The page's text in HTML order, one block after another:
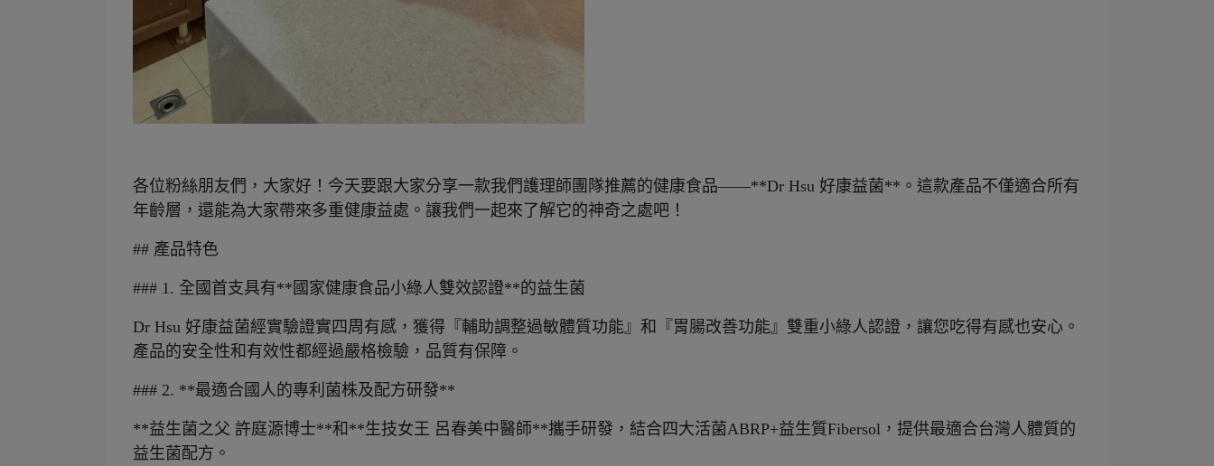
各位粉絲朋友們，大家好！今天要跟大家分享一款我們護理師團隊推薦的健康食品——**Dr Hsu 好康益菌**。這款產品不僅適合所有
年齡層，還能為大家帶來多重健康益處。讓我們一起來了解它的神奇之處吧！
## 產品特色
### 1. 全國首支具有**國家健康食品小綠人雙效認證**的益生菌
Dr Hsu 好康益菌經實驗證實四周有感，獲得『輔助調整過敏體質功能』和『胃腸改善功能』雙重小綠人認證，讓您吃得有感也安心。
產品的安全性和有效性都經過嚴格檢驗，品質有保障。
### 2. **最適合國人的專利菌株及配方研發**
**益生菌之父 許庭源博士**和**生技女王 呂春美中醫師**攜手研發，結合四大活菌ABRP+益生質Fibersol，提供最適合台灣人體質的
益生菌配方。